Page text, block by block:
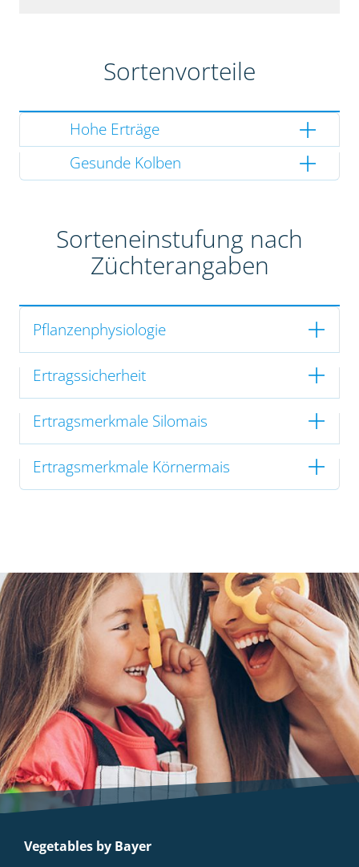
Sortenvorteile
Hohe Erträge
Gesunde Kolben
Sorteneinstufung nach
Züchterangaben
Pflanzenphysiologie
Ertragssicherheit
Ertragsmerkmale Silomais
Ertragsmerkmale Körnermais
Vegetables by Bayer